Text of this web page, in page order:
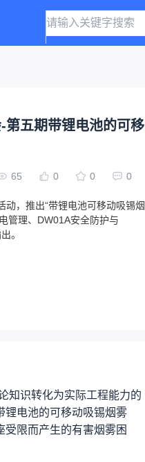
第五期带锂电池的可移
65 0 0 0
，推出“带锂电池可移动吸锡烟
管理、DW01A安全防护与
。
知识转化为实际工程能力的
锂电池的可移动吸锡烟雾
限而产生的有害烟雾困